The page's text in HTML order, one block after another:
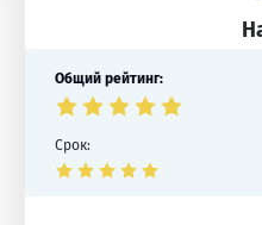
Общий рейтинг:
Срок: